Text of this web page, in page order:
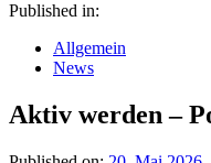
Published in:
Allgemein
News
Aktiv werden –